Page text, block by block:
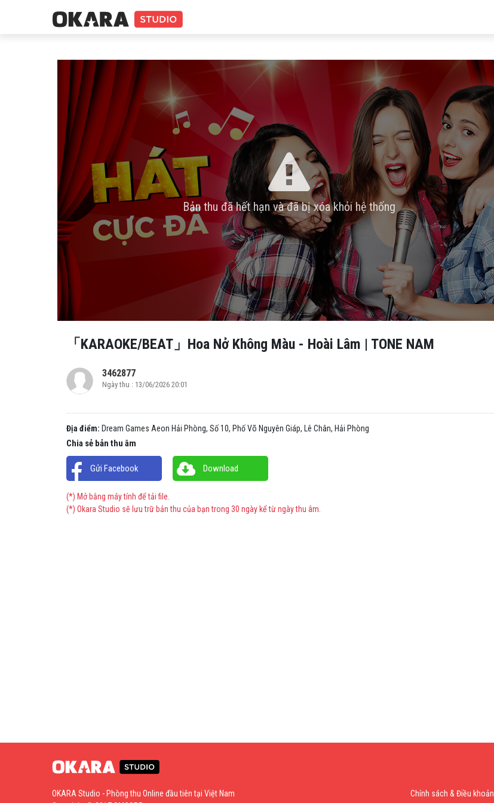
Bản thu đã hết hạn và đã bị xóa khỏi hệ thống
「KARAOKE/BEAT」Hoa Nở Không Màu - Hoài Lâm | TONE NAM
3462877
Ngày thu : 13/06/2026 20:01
Địa điểm: Dream Games Aeon Hải Phòng, Số 10, Phố Võ Nguyên Giáp, Lê Chân, Hải Phòng
Chia sẻ bản thu âm
Gửi Facebook Download
(*) Mở bằng máy tính để tải file.
(*) Okara Studio sẽ lưu trữ bản thu của bạn trong 30 ngày kể từ ngày thu âm.
OKARA Studio - Phòng thu Online đầu tiên tại Việt Nam
Chính sách & Điều khoản